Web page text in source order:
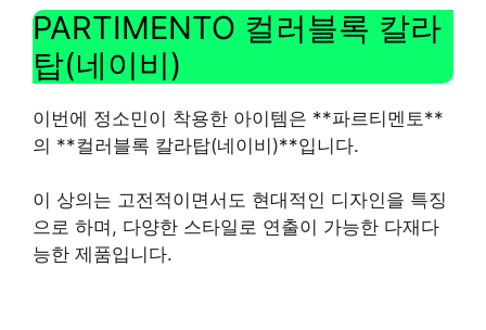
PARTIMENTO 컬러블록 칼라
탑(네이비)
이번에 정소민이 착용한 아이템은 **파르티멘토**
의 **컬러블록 칼라탑(네이비)**입니다.
이 상의는 고전적이면서도 현대적인 디자인을 특징
으로 하며, 다양한 스타일로 연출이 가능한 다재다
능한 제품입니다.